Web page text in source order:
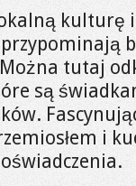
kulturę
tutaj
są
i